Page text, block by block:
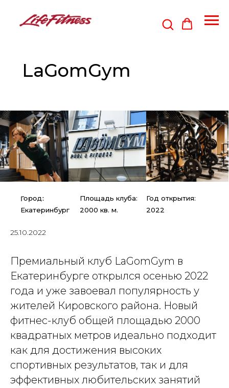
Город:
Екатеринбург
Площадь клуба:
2000 кв. м.
Год открытия:
2022
LaGomGym
25.10.2022
Премиальный клуб LaGomGym в
Екатеринбурге открылся осенью 2022
года и уже завоевал популярность у
жителей Кировского района. Новый
фитнес-клуб общей площадью 2000
квадратных метров идеально подходит
как для достижения высоких
спортивных результатов, так и для
эффективных любительских занятий